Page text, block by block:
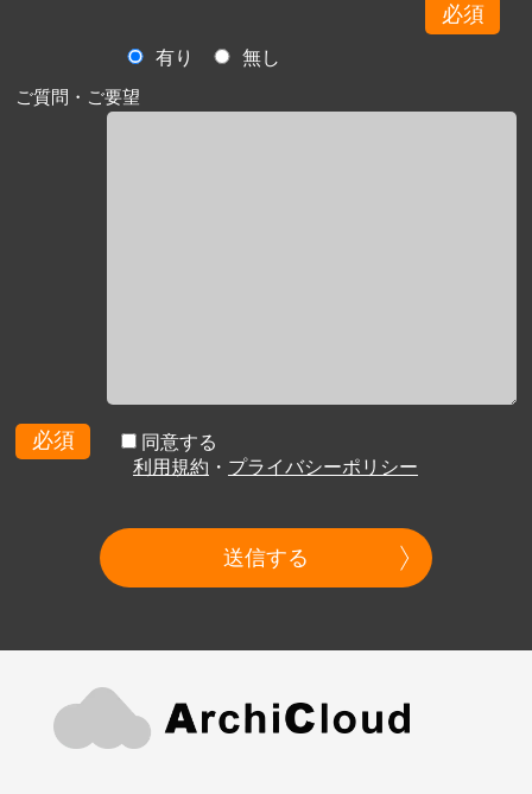
必須
有り
無し
ご質問・ご要望
必須
同意する
利用規約 ・ プライバシーポリシー
送信する